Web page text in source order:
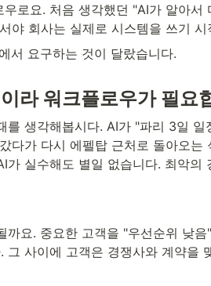
로요. 처음 생각했던 "AI가 알아서
야 회사는 실제로 시스템을 쓰기 시
서 요구하는 것이 달랐습니다.
라 워크플로우가 필요
생각해봅시다. AI가 "파리 3일 일
다가 다시 에펠탑 근처로 돌아오는
실수해도 별일 없습니다. 최악의
요. 중요한 고객을 "우선순위 낮
사이에 고객은 경쟁사와 계약을